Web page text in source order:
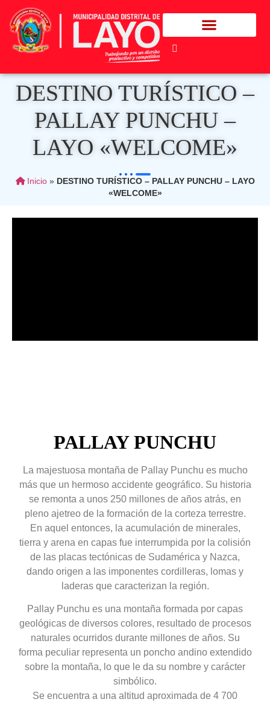
DESTINO TURÍSTICO –
PALLAY PUNCHU –
LAYO «WELCOME»
Inicio» DESTINO TURÍSTICO – PALLAY PUNCHU – LAYO
«WELCOME»
PALLAY PUNCHU
La majestuosa montaña de Pallay Punchu es mucho
más que un hermoso accidente geográfico. Su historia
se remonta a unos 250 millones de años atrás, en
pleno ajetreo de la formación de la corteza terrestre.
En aquel entonces, la acumulación de minerales,
tierra y arena en capas fue interrumpida por la colisión
de las placas tectónicas de Sudamérica y Nazca,
dando origen a las imponentes cordilleras, lomas y
laderas que caracterizan la región.
Pallay Punchu es una montaña formada por capas
geológicas de diversos colores, resultado de procesos
naturales ocurridos durante millones de años. Su
forma peculiar representa un poncho andino extendido
sobre la montaña, lo que le da su nombre y carácter
simbólico.
Se encuentra a una altitud aproximada de 4 700